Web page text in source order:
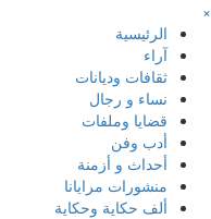
×
الرئيسية
آراء
ثقافات وديانات
نساء و رجال
قضايا وملفات
أدب وفن
أحداث و أزمنة
منشورات مرايانا
ألف حكاية وحكاية